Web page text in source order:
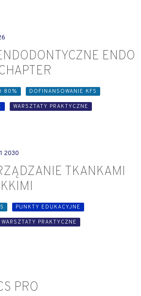
ENDO
80% DOFINANSOWANIE KFS
WARSZTATY PRAKTYCZNE
2030
TKANKAMI
PUNKTY EDUKACYJNE
WARSZTATY PRAKTYCZNE
PRO